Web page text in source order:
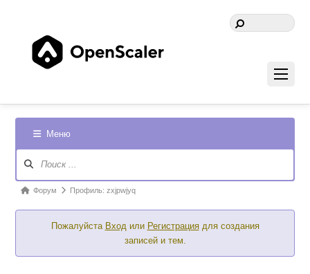
Меню
Форума
ФорумФорум Профиль: zxjpwjyq
Пожалуйста Входили Регистрациядля создания
записей и тем.